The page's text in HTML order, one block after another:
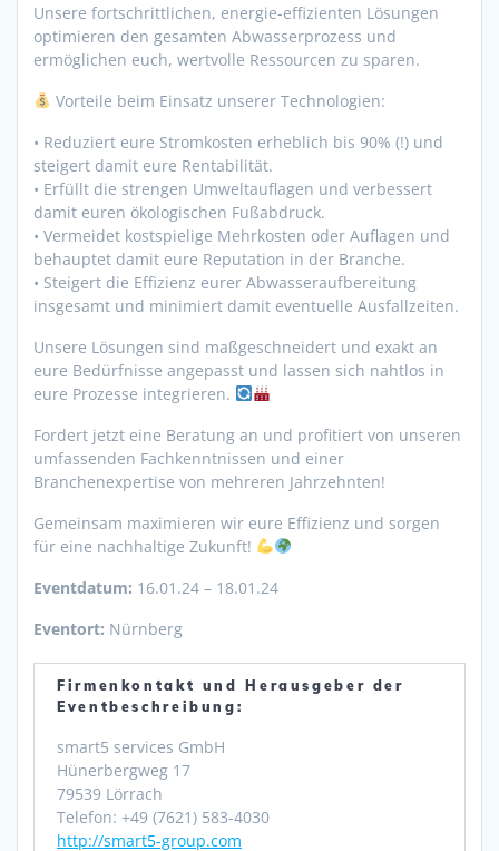
Unsere fortschrittlichen, energie-effizienten Lösungen
optimieren den gesamten Abwasserprozess und
ermöglichen euch, wertvolle Ressourcen zu sparen.
Vorteile beim Einsatz unserer Technologien:
• Reduziert eure Stromkosten erheblich bis 90% (!) und
steigert damit eure Rentabilität.
• Erfüllt die strengen Umweltauflagen und verbessert
damit euren ökologischen Fußabdruck.
• Vermeidet kostspielige Mehrkosten oder Auflagen und
behauptet damit eure Reputation in der Branche.
• Steigert die Effizienz eurer Abwasseraufbereitung
insgesamt und minimiert damit eventuelle Ausfallzeiten.
Unsere Lösungen sind maßgeschneidert und exakt an
eure Bedürfnisse angepasst und lassen sich nahtlos in
eure Prozesse integrieren.
Fordert jetzt eine Beratung an und profitiert von unseren
umfassenden Fachkenntnissen und einer
Branchenexpertise von mehreren Jahrzehnten!
Gemeinsam maximieren wir eure Effizienz und sorgen
für eine nachhaltige Zukunft!
Eventdatum: 16.01.24 – 18.01.24
Eventort: Nürnberg
Firmenkontakt und Herausgeber der
Eventbeschreibung:
smart5 services GmbH
Hünerbergweg 17
79539 Lörrach
Telefon: +49 (7621) 583-4030
http://smart5-group.com